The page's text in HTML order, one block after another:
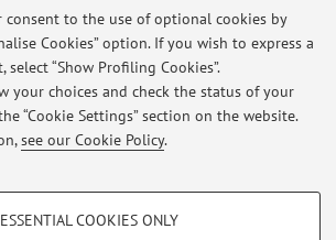
consent to the use of optional cookies by
Cookies” option. If you wish to express a
select “Show Profiling Cookies”.
your choices and check the status of your
“Cookie Settings” section on the website.
see our Cookie Policy.
- OPTIONAL
ESSENTIAL COOKIES ONLY
Latest news
moment no news are available.